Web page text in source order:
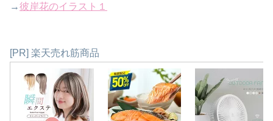
→彼岸花のイラスト１
[PR] 楽天売れ筋商品